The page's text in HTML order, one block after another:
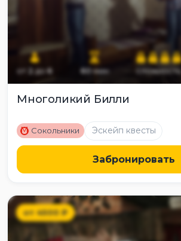
от 2до6 60мин сложность
Многоликий Билли
M Сокольники Эскейп квесты
Забронировать
от4500₽